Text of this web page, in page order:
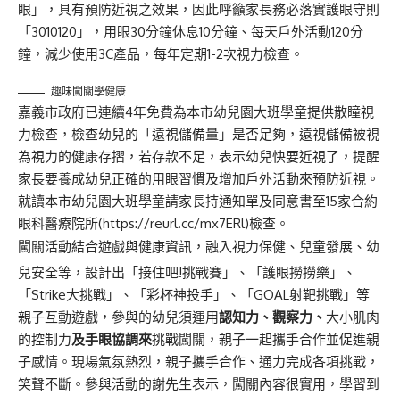
眼」，具有預防近視之效果，因此呼籲家長務必落實護眼守則
「3010120」，用眼30分鐘休息10分鐘、每天戶外活動120分
鐘，減少使用3C產品，每年定期1-2次視力檢查。
趣味闖關學健康
嘉義市政府已連續4年免費為本市幼兒園大班學童提供散瞳視
力檢查，檢查幼兒的「遠視儲備量」是否足夠，遠視儲備被視
為視力的健康存摺，若存款不足，表示幼兒快要近視了，提醒
家長要養成幼兒正確的用眼習慣及增加戶外活動來預防近視。
就讀本市幼兒園大班學童請家長持通知單及同意書至15家合約
眼科醫療院所(https://reurl.cc/mx7ERl)檢查。
闖關活動結合遊戲與健康資訊，融入視力保健、兒童發展、幼
兒安全等，設計出「接住吧!挑戰賽」、「護眼撈撈樂」、
「Strike大挑戰」、「彩杯神投手」、「GOAL射靶挑戰」等
親子互動遊戲，參與的幼兒須運用認知力 、觀察力、 大小肌肉
的控制力及手眼協調來挑戰闖關，親子一起攜手合作並促進親
子感情。現場氣氛熱烈，親子攜手合作、通力完成各項挑戰，
笑聲不斷。參與活動的謝先生表示，闖關內容很實用，學習到